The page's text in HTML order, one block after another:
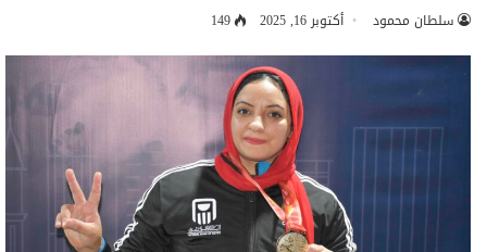
سلطان محمود أكتوبر 16, 2025 149